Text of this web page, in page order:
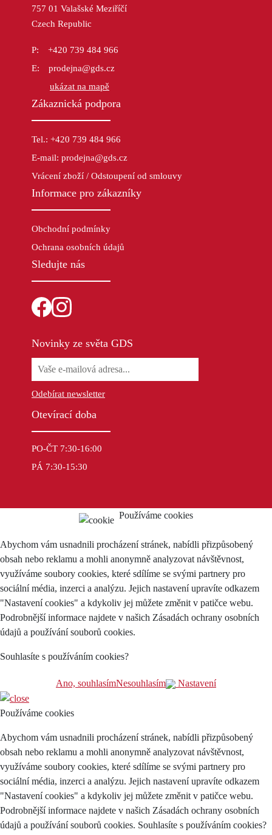
757 01 Valašské Meziříčí
Czech Republic
+420 739 484 966
prodejna@gds.cz
ukázat na mapě
Zákaznická podpora
Tel.: +420 739 484 966
E-mail: prodejna@gds.cz
Vrácení zboží / Odstoupení od smlouvy
Informace pro zákazníky
Obchodní podmínky
Ochrana osobních údajů
Sledujte nás
Novinky ze světa GDS
Odebírat newsletter
Otevírací doba
PO-ČT 7:30-16:00
PÁ 7:30-15:30
Používáme cookies
Abychom vám usnadnili procházení stránek, nabídli přizpůsobený
obsah nebo reklamu a mohli anonymně analyzovat návštěvnost,
využíváme soubory cookies, které sdílíme se svými partnery pro
sociální média, inzerci a analýzu. Jejich nastavení upravíte odkazem
"Nastavení cookies" a kdykoliv jej můžete změnit v patičce webu.
Podrobnější informace najdete v našich Zásadách ochrany osobních
údajů a používání souborů cookies.
Souhlasíte s používáním cookies?
Ano, souhlasímNesouhlasím Nastavení
Používáme cookies
Abychom vám usnadnili procházení stránek, nabídli přizpůsobený
obsah nebo reklamu a mohli anonymně analyzovat návštěvnost,
využíváme soubory cookies, které sdílíme se svými partnery pro
sociální média, inzerci a analýzu. Jejich nastavení upravíte odkazem
"Nastavení cookies" a kdykoliv jej můžete změnit v patičce webu.
Podrobnější informace najdete v našich Zásadách ochrany osobních
údajů a používání souborů cookies. Souhlasíte s používáním cookies?